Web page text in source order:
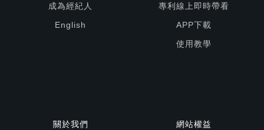
成為經紀人
English
專利線上即時帶看
APP下載
使用教學
關於我們 網站權益